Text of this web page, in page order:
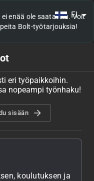
FI
enää ole saatavilla. Voit
Bolt-työtarjouksia!
eri työpaikkoihin.
nopeampi työnhaku!
sisään
koulutuksen ja